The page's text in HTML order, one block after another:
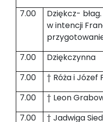
7.00
Dziękcz-
w intencji
7.00
Dziękczynna
7.00
† Róża i Józef
7.00
† Leon
7.00
† Jadwiga